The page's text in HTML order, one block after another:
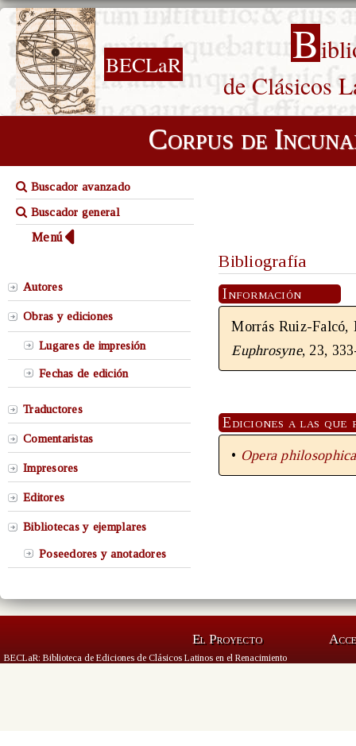
BECLaR B
de Clásicos
Corpus de
Buscador avanzado
Buscador general
Menú
Autores
Obras y ediciones
Lugares de impresión
Fechas de edición
Traductores
Comentaristas
Impresores
Editores
Bibliotecas y ejemplares
Poseedores y anotadores
Bibliografía
Información
Morrás Ruiz-Falcó,
Euphrosyne, 23,
Ediciones a las que
• Opera
El Proyecto
BECLaR: Biblioteca de Ediciones de Clásicos Latinos en el Renacimiento